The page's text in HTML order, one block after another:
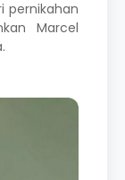
pernikahan
Marcel
.